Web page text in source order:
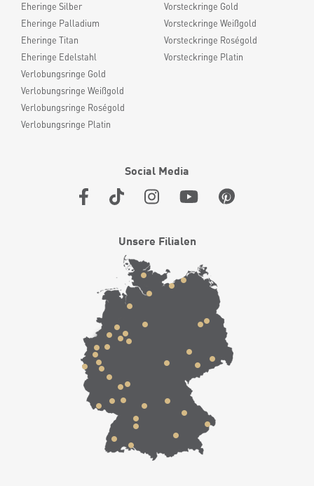
Eheringe Silber
Eheringe Palladium
Eheringe Titan
Eheringe Edelstahl
Verlobungsringe Gold
Verlobungsringe Weißgold
Verlobungsringe Roségold
Verlobungsringe Platin
Vorsteckringe Gold
Vorsteckringe Weißgold
Vorsteckringe Roségold
Vorsteckringe Platin
Social Media
Unsere Filialen